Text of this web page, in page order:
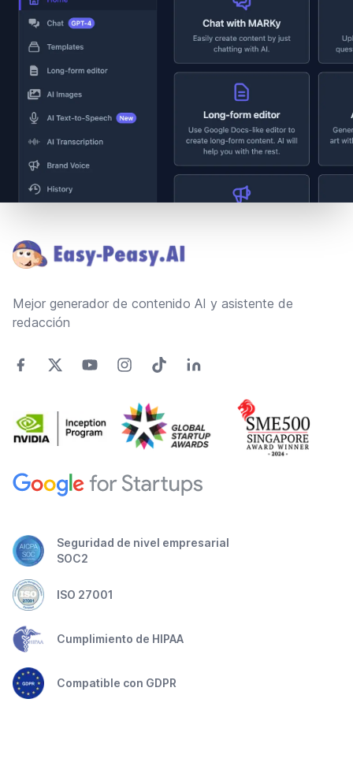
Mejor generador de contenido AI y asistente de
redacción
Seguridad de nivel empresarial
SOC2
ISO 27001
Cumplimiento de HIPAA
Compatible con GDPR